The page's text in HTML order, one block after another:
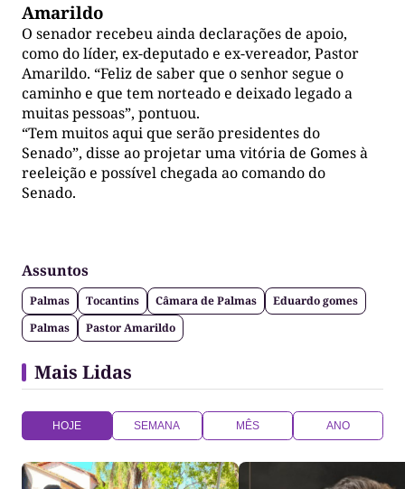
Amarildo
O senador recebeu ainda declarações de apoio,
como do líder, ex-deputado e ex-vereador, Pastor
Amarildo. “Feliz de saber que o senhor segue o
caminho e que tem norteado e deixado legado a
muitas pessoas”, pontuou.
“Tem muitos aqui que serão presidentes do
Senado”, disse ao projetar uma vitória de Gomes à
reeleição e possível chegada ao comando do
Senado.
Assuntos
Palmas Tocantins Câmara de Palmas
Eduardo gomes
Palmas
Pastor Amarildo
Mais Lidas
HOJE SEMANA MÊS ANO